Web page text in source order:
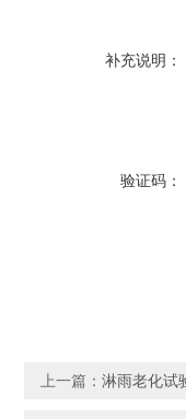
补充说明：
验证码：
上一篇： 淋雨老化试